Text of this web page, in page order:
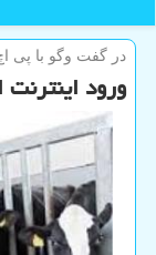
در گفت وگو با پی
ورود